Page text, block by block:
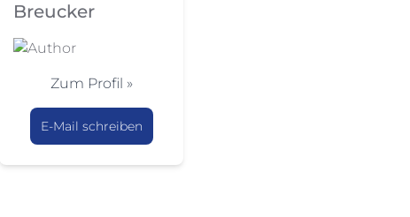
Breucker
Zum Profil »
E-Mail schreiben